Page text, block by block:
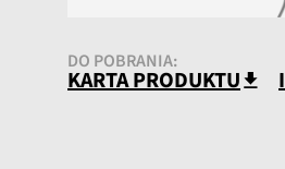
DO POBRANIA:
KARTA PRODUKTU